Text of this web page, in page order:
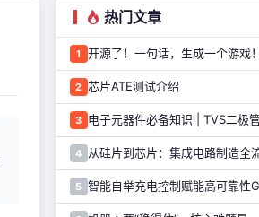
热门文章
1
2 芯片ATE测试介绍
3
4
5